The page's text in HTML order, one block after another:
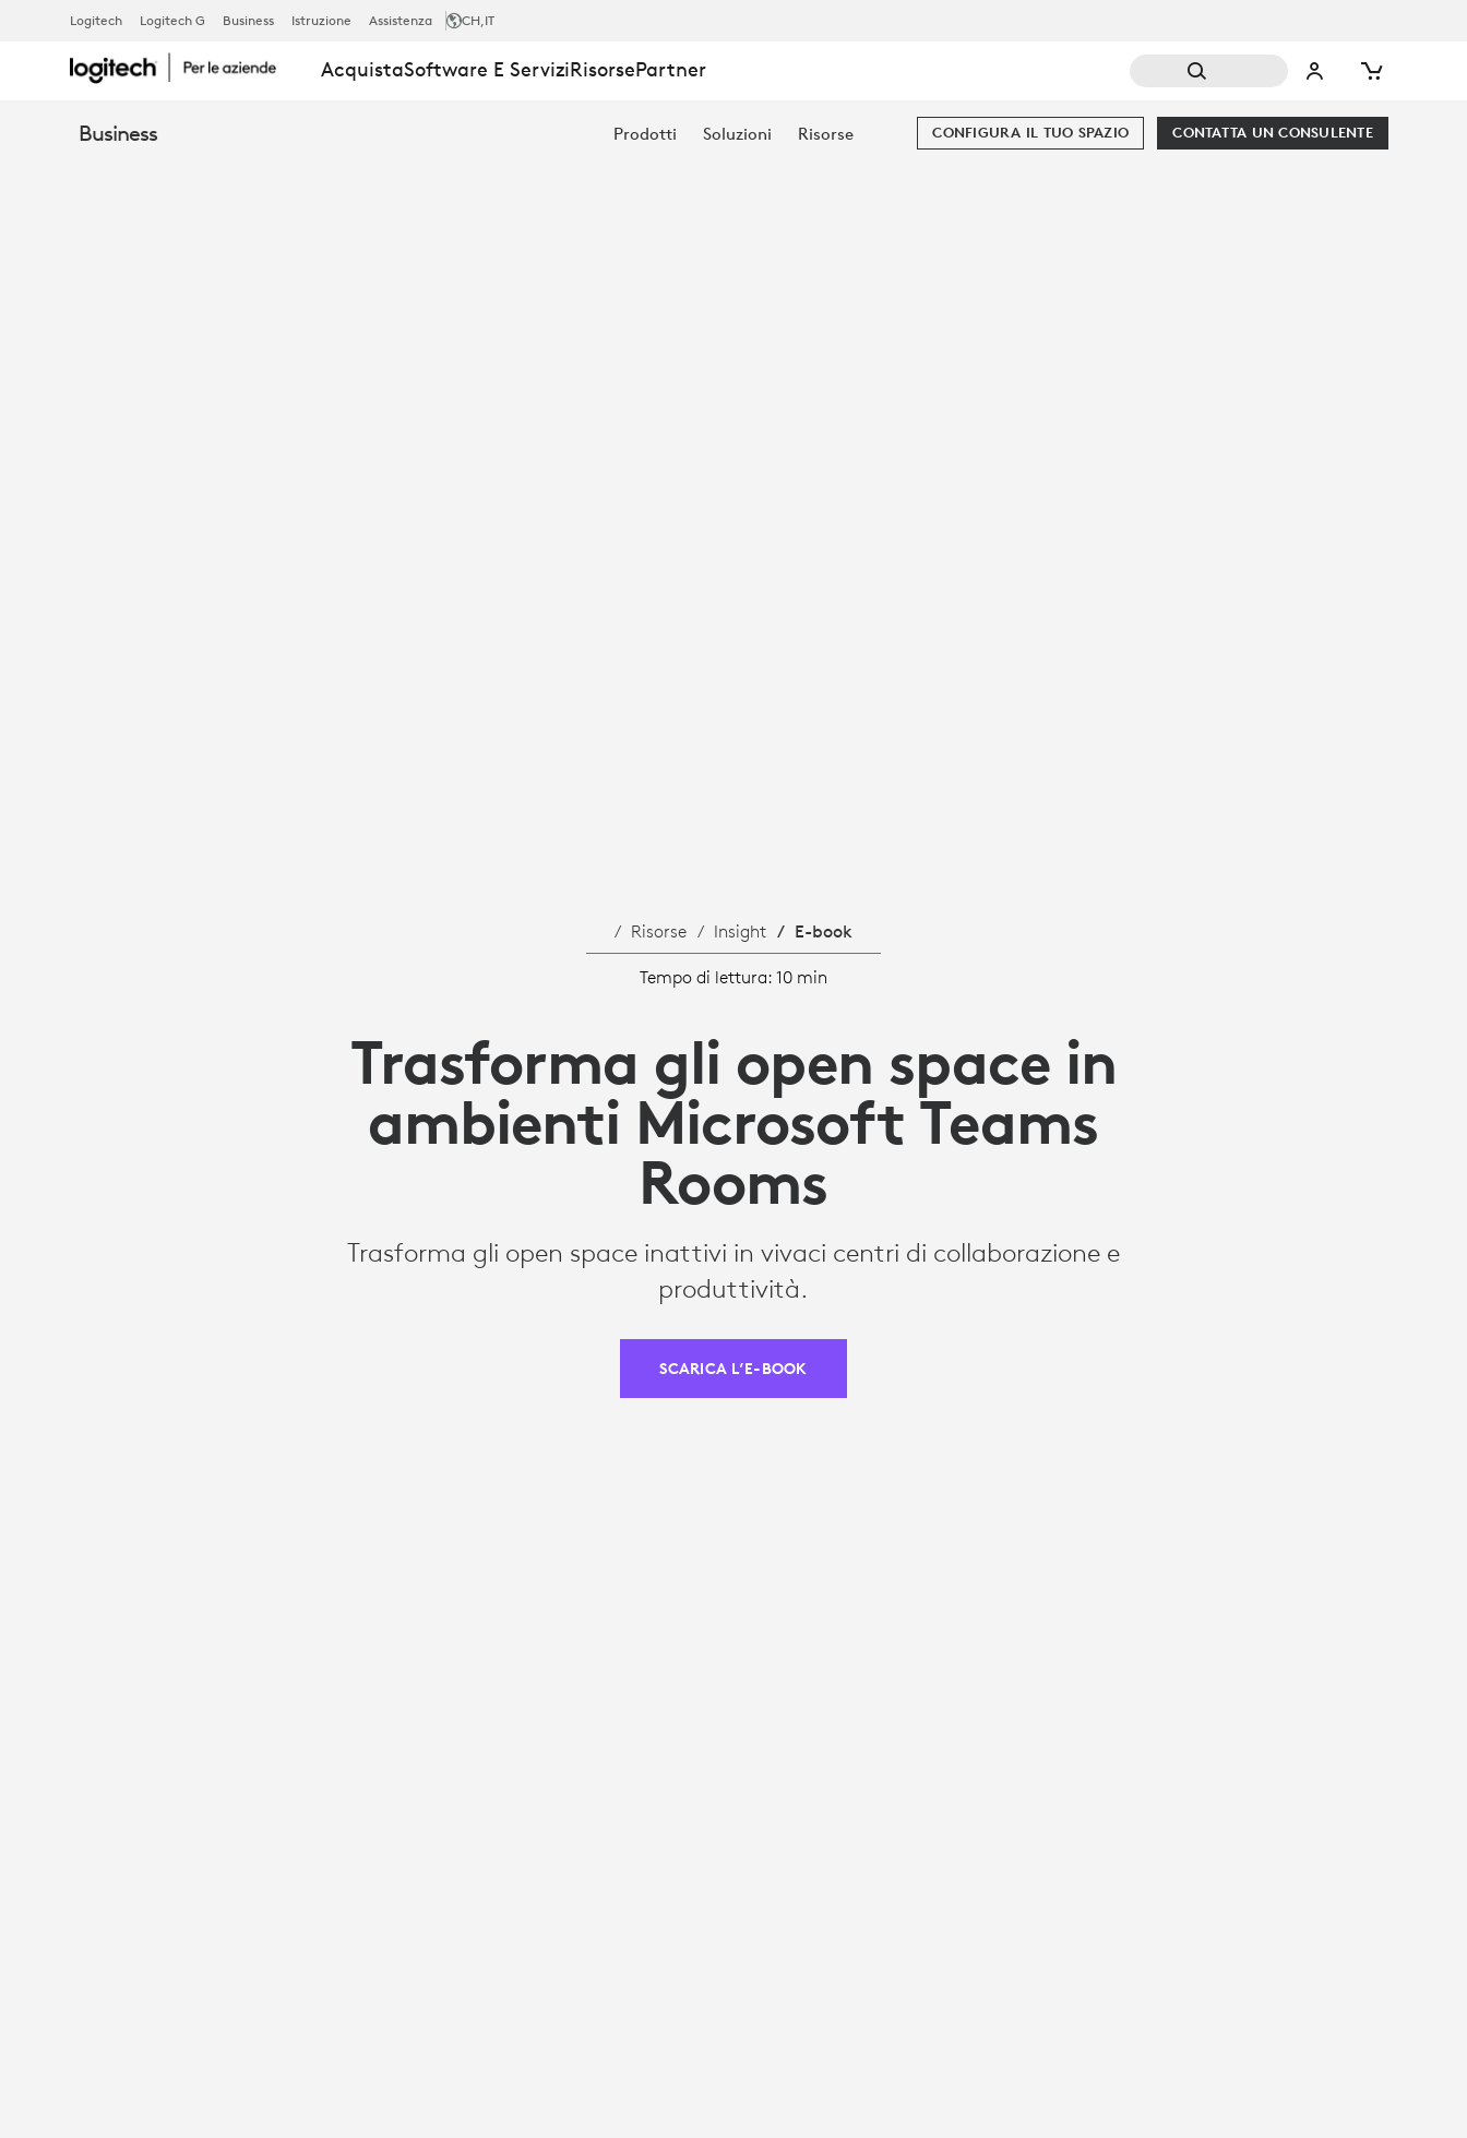
TRASFORMA
GLI
Logitech Logitech G Business Istruzione Assistenza CH,IT
AcquistaSoftware E ServiziRisorsePartner
Business Prodotti Soluzioni Risorse CONTATTA UN CONSULENTE
CONFIGURA IL TUO SPAZIO
Risorse Insight E-book
Tempo di lettura: 10 min
Trasforma gli open space in
ambienti Microsoft Teams
Rooms
Trasforma gli open space inattivi in vivaci centri di collaborazione e
produttività.
SCARICA L’E-BOOK